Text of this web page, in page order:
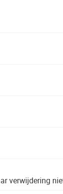
verwijdering